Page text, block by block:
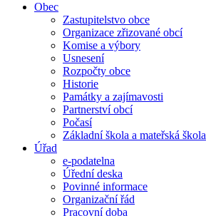
Obec
Zastupitelstvo obce
Organizace zřizované obcí
Komise a výbory
Usnesení
Rozpočty obce
Historie
Památky a zajímavosti
Partnerství obcí
Počasí
Základní škola a mateřská škola
Úřad
e-podatelna
Úřední deska
Povinné informace
Organizační řád
Pracovní doba